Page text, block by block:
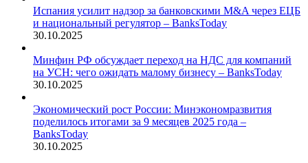
Испания усилит надзор за банковскими M&A через ЕЦБ
и национальный регулятор – BanksToday
30.10.2025
Минфин РФ обсуждает переход на НДС для компаний
на УСН: чего ожидать малому бизнесу – BanksToday
30.10.2025
Экономический рост России: Минэкономразвития
поделилось итогами за 9 месяцев 2025 года –
BanksToday
30.10.2025